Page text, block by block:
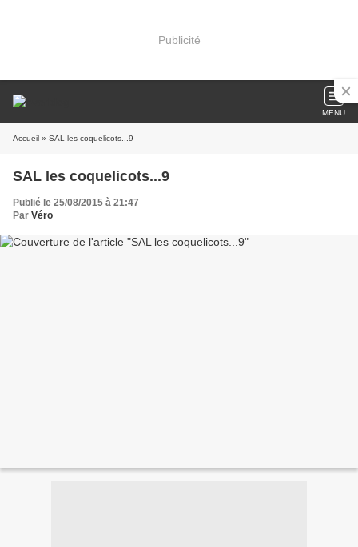
Publicité
MENU
Accueil » SAL les coquelicots...9
SAL les coquelicots...9
Publié le 25/08/2015 à 21:47
Par Véro